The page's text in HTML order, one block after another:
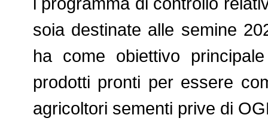
soia destinate alle semine
ha come obiettivo
prodotti pronti per essere
agricoltori sementi prive di